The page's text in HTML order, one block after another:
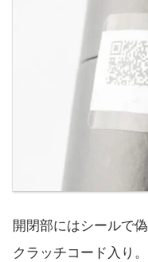
開閉部にはシールで
クラッチコード入り。